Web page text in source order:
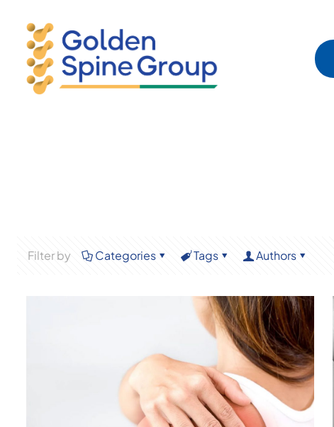
Filter by Categories Tags Authors